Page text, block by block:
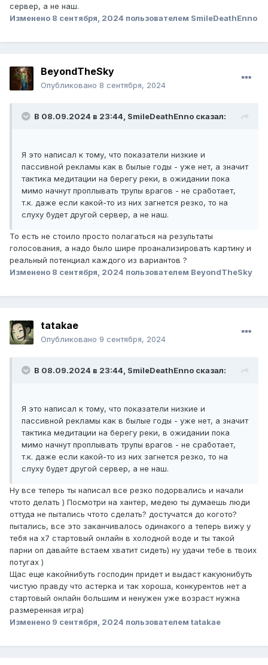
сервер, а не наш.
Изменено 8 сентября, 2024 пользователем SmileDeathEnno
BeyondTheSky
Опубликовано 8 сентября, 2024
В 08.09.2024 в 23:44, SmileDeathEnno сказал:
Я это написал к тому, что показатели низкие и
пассивной рекламы как в былые годы - уже нет, а значит
тактика медитации на берегу реки, в ожидании пока
мимо начнут проплывать трупы врагов - не сработает,
т.к. даже если какой-то из них загнется резко, то на
слуху будет другой сервер, а не наш.
То есть не стоило просто полагаться на результаты
голосования, а надо было шире проанализировать картину и
реальный потенциал каждого из вариантов ?
Изменено 8 сентября, 2024 пользователем BeyondTheSky
tatakae
Опубликовано 9 сентября, 2024
В 08.09.2024 в 23:44, SmileDeathEnno сказал:
Я это написал к тому, что показатели низкие и
пассивной рекламы как в былые годы - уже нет, а значит
тактика медитации на берегу реки, в ожидании пока
мимо начнут проплывать трупы врагов - не сработает,
т.к. даже если какой-то из них загнется резко, то на
слуху будет другой сервер, а не наш.
Ну все теперь ты написал все резко подорвались и начали
чтото делать ) Посмотри на хантер, медею ты думаешь люди
оттуда не пытались чтото сделать? достучатся до когото?
пытались, все это заканчивалось одинакого а теперь вижу у
тебя на х7 стартовый онлайн в холодной воде и ты такой
парни оп давайте встаем хватит сидеть) ну удачи тебе в твоих
потугах )
Щас еще какойнибуть господин придет и выдаст какуюнибуть
чистую правду что астерка и так хороша, конкурентов нет а
стартовый онлайн большим и ненужен уже возраст нужна
размеренная игра)
Изменено 9 сентября, 2024 пользователем tatakae